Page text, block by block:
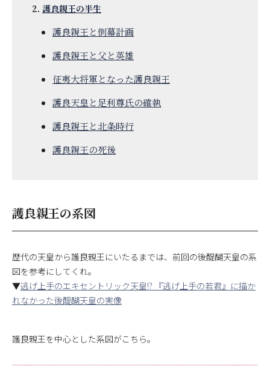
護良親王の半生
護良親王と倒幕計画
護良親王と父と英雄
征夷大将軍となった護良親王
護良天皇と足利尊氏の確執
護良親王と北条時行
護良親王の死後
護良親王の系図
歴代の天皇から護良親王にいたるまでは、前回の後醍醐天皇の系
図を参考にしてくれ。
▼逃げ上手のエキセントリック天皇!? 『逃げ上手の若君』に描か
れなかった後醍醐天皇の実像
護良親王を中心とした系図がこちら。